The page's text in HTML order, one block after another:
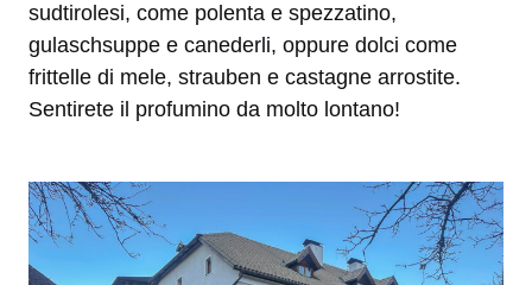
sudtirolesi, come polenta e spezzatino,
gulaschsuppe e canederli, oppure dolci come
frittelle di mele, strauben e castagne arrostite.
Sentirete il profumino da molto lontano!